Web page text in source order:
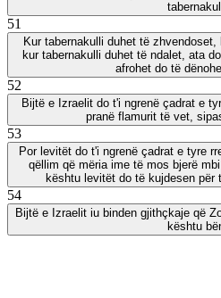
51
Kur tabernakulli duhet të
kur tabernakulli duhet të ndalet, ata
afrohet do të
52
Bijtë e Izraelit do t'i ngrenë çadrat e
pranë flamurit të vet,
53
Por levitët do t'i ngrenë çadrat e tyre
qëllim që mëria ime të mos bjerë
kështu levitët do të kujdesen për
54
Bijtë e Izraelit iu binden gjithçkaje që
kështu